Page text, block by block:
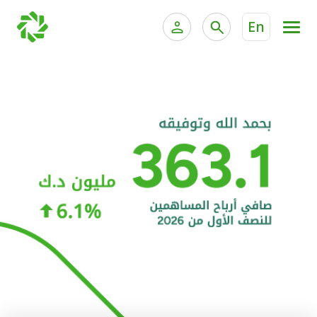
En
الخدمات المصرفية الإلكترونية للشركات
خدمة "بيتك" للتداول الإلكتروني
الحسابات المصرفية
البطاقات
"برامج العملاء"